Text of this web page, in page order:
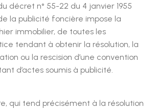
décret n° 55-22 du 4 janvier 1955
la publicité foncière impose la
immobilier, de toutes les
tendant à obtenir la résolution, la
ou la rescision d’une convention
d’actes soumis à publicité.
qui tend précisément à la résolution